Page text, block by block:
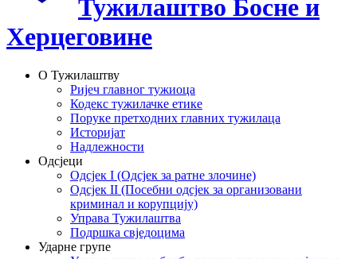
Тужилаштво Босне и
Херцеговине
О Тужилаштву
Ријеч главног тужиоца
Кодекс тужилачке етике
Поруке претходних главних тужилаца
Историјат
Надлежности
Одсјеци
Одсјек I (Одсјек за ратне злочине)
Одсјек II (Посебни одсјек за организовани
криминал и корупцију)
Управа Тужилаштва
Подршка свједоцима
Ударне групе